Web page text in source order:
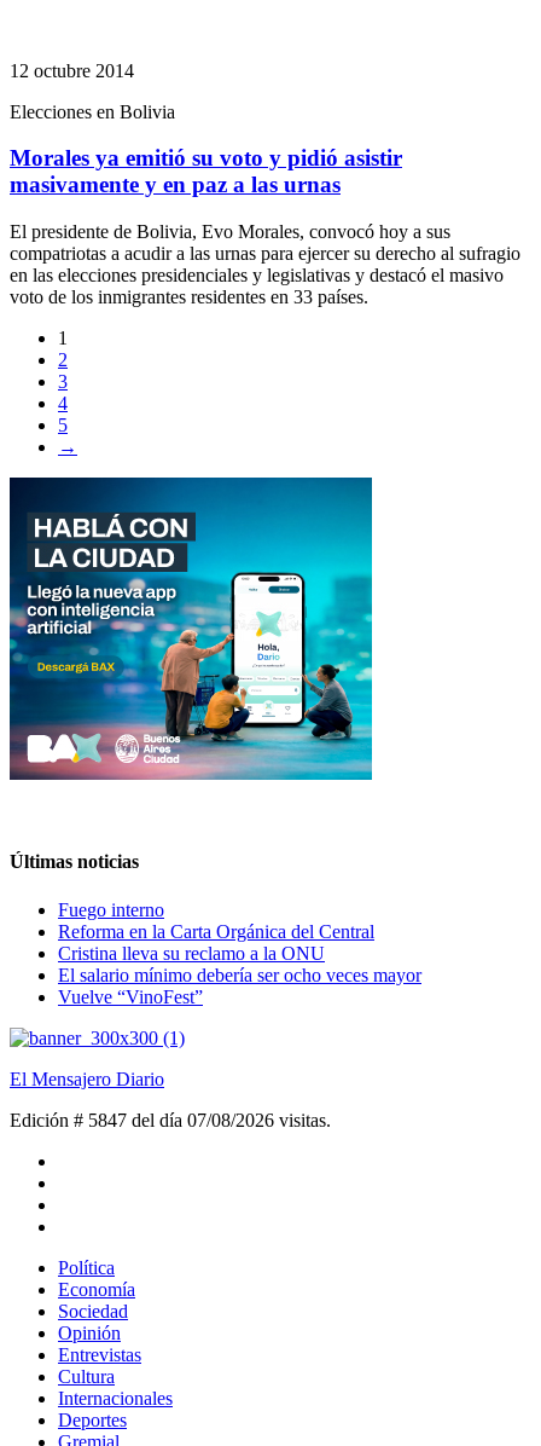
12 octubre 2014
Elecciones en Bolivia
Morales ya emitió su voto y pidió asistir
masivamente y en paz a las urnas
El presidente de Bolivia, Evo Morales, convocó hoy a sus
compatriotas a acudir a las urnas para ejercer su derecho al sufragio
en las elecciones presidenciales y legislativas y destacó el masivo
voto de los inmigrantes residentes en 33 países.
1
2
3
4
5
→
Últimas noticias
Fuego interno
Reforma en la Carta Orgánica del Central
Cristina lleva su reclamo a la ONU
El salario mínimo debería ser ocho veces mayor
Vuelve “VinoFest”
El Mensajero Diario
Edición # 5847 del día 07/08/2026 visitas.
Política
Economía
Sociedad
Opinión
Entrevistas
Cultura
Internacionales
Deportes
Gremial